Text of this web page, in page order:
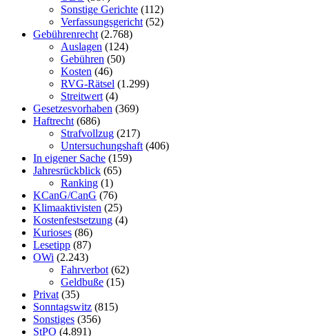
Sonstige Gerichte (112)
Verfassungsgericht (52)
Gebührenrecht (2.768)
Auslagen (124)
Gebühren (50)
Kosten (46)
RVG-Rätsel (1.299)
Streitwert (4)
Gesetzesvorhaben (369)
Haftrecht (686)
Strafvollzug (217)
Untersuchungshaft (406)
In eigener Sache (159)
Jahresrückblick (65)
Ranking (1)
KCanG/CanG (76)
Klimaaktivisten (25)
Kostenfestsetzung (4)
Kurioses (86)
Lesetipp (87)
OWi (2.243)
Fahrverbot (62)
Geldbuße (15)
Privat (35)
Sonntagswitz (815)
Sonstiges (356)
StPO (4.891)